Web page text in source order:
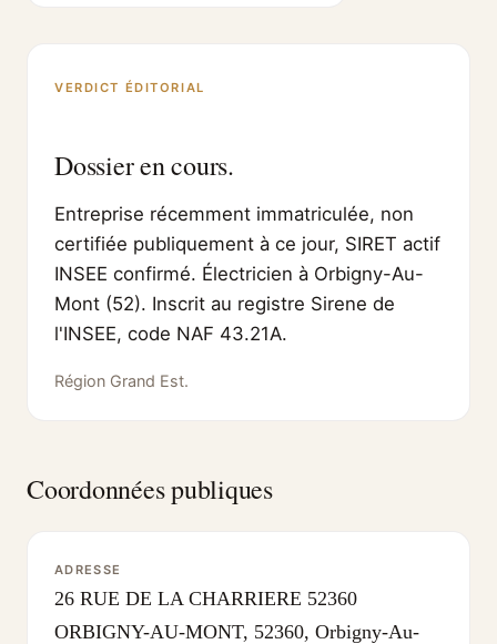
VERDICT ÉDITORIAL
Dossier en cours.
Entreprise récemment immatriculée, non
certifiée publiquement à ce jour, SIRET actif
INSEE confirmé. Électricien à Orbigny-Au-
Mont (52). Inscrit au registre Sirene de
l'INSEE, code NAF 43.21A.
Région Grand Est.
Coordonnées publiques
ADRESSE
26 RUE DE LA CHARRIERE 52360
ORBIGNY-AU-MONT, 52360, Orbigny-Au-